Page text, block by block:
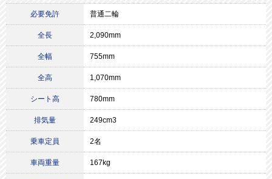
必要免許 普通二輪
全長 2,090mm
全幅 755mm
全高 1,070mm
シート高 780mm
排気量 249cm3
乗車定員 2名
車両重量 167kg